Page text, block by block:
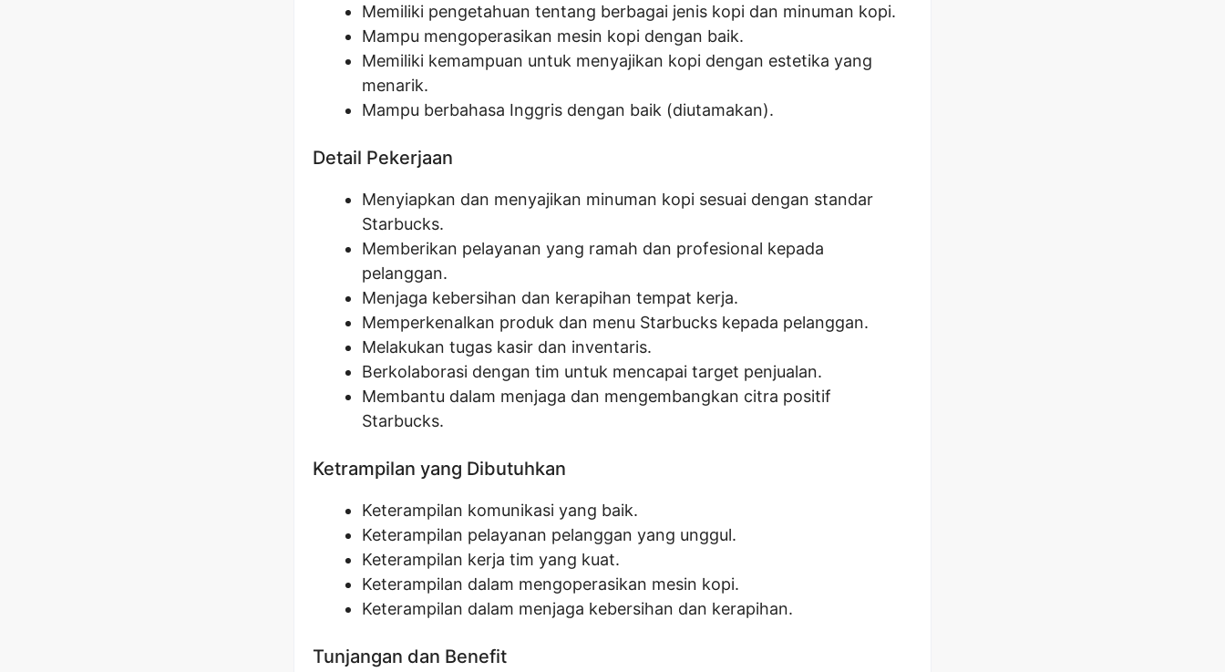
Memiliki pengetahuan tentang berbagai jenis kopi dan minuman kopi.
Mampu mengoperasikan mesin kopi dengan baik.
Memiliki kemampuan untuk menyajikan kopi dengan estetika yang
menarik.
Mampu berbahasa Inggris dengan baik (diutamakan).
Detail Pekerjaan
Menyiapkan dan menyajikan minuman kopi sesuai dengan standar
Starbucks.
Memberikan pelayanan yang ramah dan profesional kepada
pelanggan.
Menjaga kebersihan dan kerapihan tempat kerja.
Memperkenalkan produk dan menu Starbucks kepada pelanggan.
Melakukan tugas kasir dan inventaris.
Berkolaborasi dengan tim untuk mencapai target penjualan.
Membantu dalam menjaga dan mengembangkan citra positif
Starbucks.
Ketrampilan yang Dibutuhkan
Keterampilan komunikasi yang baik.
Keterampilan pelayanan pelanggan yang unggul.
Keterampilan kerja tim yang kuat.
Keterampilan dalam mengoperasikan mesin kopi.
Keterampilan dalam menjaga kebersihan dan kerapihan.
Tunjangan dan Benefit